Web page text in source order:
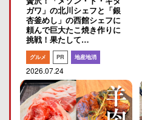
ガワ」の北川シェフと「銀
杏釜めし」の西館シェフに
頼んで巨大たこ焼き作りに
挑戦！果たして…
グルメ PR 地産地消
2026.07.24